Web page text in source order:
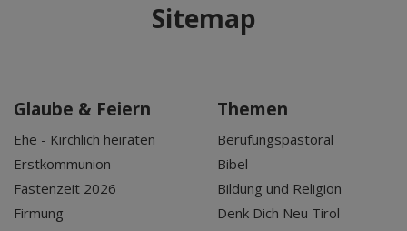
Sitemap
Glaube & Feiern
Ehe - Kirchlich heiraten
Erstkommunion
Fastenzeit 2026
Firmung
Themen
Berufungspastoral
Bibel
Bildung und Religion
Denk Dich Neu Tirol